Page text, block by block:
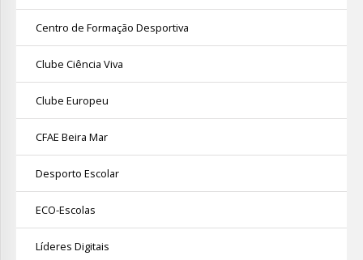
Centro de Formação Desportiva
Clube Ciência Viva
Clube Europeu
CFAE Beira Mar
Desporto Escolar
ECO-Escolas
Líderes Digitais